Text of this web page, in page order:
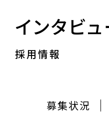
インタビュ
採用情報
募集状況